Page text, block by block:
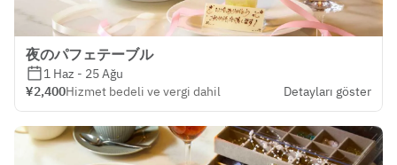
夜のパフェテーブル
1 Haz - 25 Ağu
¥2,400Hizmet bedeli ve vergi dahil Detayları göster